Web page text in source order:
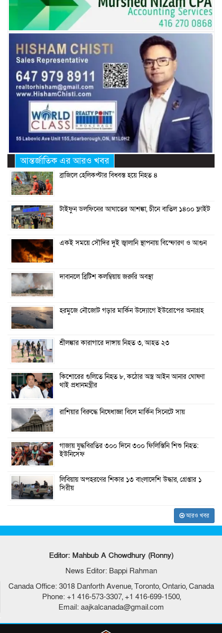
আন্তর্জাতিক এর আরও খবর
ব্রাজিলে হেলিকপ্টার বিধ্বস্ত হয়ে নিহত ৪
টাইফুন ডলফিনের আঘাতের আশঙ্কা, চীনে বাতিল ১৪০০ ফ্লাইট
একই সময়ে সৌদির দুই জ্বালানি স্থাপনায় বিস্ফোরণ ও আগুন
দাবানলে ব্রিটিশ কলম্বিয়ায় জরুরি অবস্থা
হরমুজে নৌজোট গড়ার মার্কিন উদ্যোগে ইউরোপের অনাগ্রহ
শ্রীলঙ্কার কারাগারে দাঙ্গায় নিহত ৩, আহত ২৩
কিশোরের গুলিতে নিহত ৮, কঠোর অস্ত্র আইন আনার ঘোষণা
থাই প্রধানমন্ত্রীর
রাশিয়ার বিরুদ্ধে নিষেধাজ্ঞা বিলে মার্কিন সিনেটে সায়
গাজায় যুদ্ধবিরতির ৩০০ দিনে ৩০০ ফিলিস্তিনি শিশু নিহত:
ইউনিসেফ
লিবিয়ায় অপহরণের শিকার ১৩ বাংলাদেশি উদ্ধার, গ্রেপ্তার ১
সিরীয়
আরও খবর
Editor: Mahbub A Chowdhury (Ronny)
News Editor: Bappi Rahman
Canada Office: 3018 Danforth Avenue, Toronto, Ontario, Canada
Phone: +1 416-573-3307, +1 416-699-1500,
Email: aajkalcanada@gmail.com